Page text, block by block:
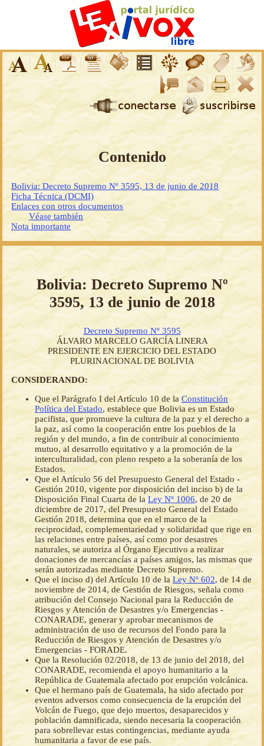
Contenido
Bolivia: Decreto Supremo Nº 3595, 13 de junio de 2018
Ficha Técnica (DCMI)
Enlaces con otros documentos
Véase también
Nota importante
Bolivia: Decreto Supremo Nº
3595, 13 de junio de 2018
Decreto Supremo Nº 3595
ÁLVARO MARCELO GARCÍA LINERA
PRESIDENTE EN EJERCICIO DEL ESTADO
PLURINACIONAL DE BOLIVIA
CONSIDERANDO:
Que el Parágrafo I del Artículo 10 de la Constitución
Política del Estado, establece que Bolivia es un Estado
pacifista, que promueve la cultura de la paz y el derecho a
la paz, así como la cooperación entre los pueblos de la
región y del mundo, a fin de contribuir al conocimiento
mutuo, al desarrollo equitativo y a la promoción de la
interculturalidad, con pleno respeto a la soberanía de los
Estados.
Que el Artículo 56 del Presupuesto General del Estado -
Gestión 2010, vigente por disposición del inciso b) de la
Disposición Final Cuarta de la Ley Nº 1006, de 20 de
diciembre de 2017, del Presupuesto General del Estado
Gestión 2018, determina que en el marco de la
reciprocidad, complementariedad y solidaridad que rige en
las relaciones entre países, así como por desastres
naturales, se autoriza al Órgano Ejecutivo a realizar
donaciones de mercancías a países amigos, las mismas que
serán autorizadas mediante Decreto Supremo.
Que el inciso d) del Artículo 10 de la Ley Nº 602, de 14 de
noviembre de 2014, de Gestión de Riesgos, señala como
atribución del Consejo Nacional para la Reducción de
Riesgos y Atención de Desastres y/o Emergencias -
CONARADE, generar y aprobar mecanismos de
administración de uso de recursos del Fondo para la
Reducción de Riesgos y Atención de Desastres y/o
Emergencias - FORADE.
Que la Resolución 02/2018, de 13 de junio del 2018, del
CONARADE, recomienda el apoyo humanitario a la
República de Guatemala afectado por erupción volcánica.
Que el hermano país de Guatemala, ha sido afectado por
eventos adversos como consecuencia de la erupción del
Volcán de Fuego, que dejo muertos, desaparecidos y
población damnificada, siendo necesaria la cooperación
para sobrellevar estas contingencias, mediante ayuda
humanitaria a favor de ese país.